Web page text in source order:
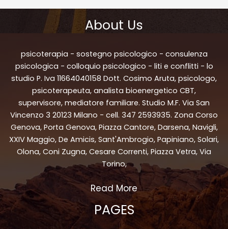
About Us
psicoterapia - sostegno psicologico - consulenza
psicologica - colloquio psicologico - liti e conflitti - lo
studio P. Iva 11664040158 Dott. Cosimo Aruta, psicologo,
psicoterapeuta, analista bioenergetico CBT,
supervisore, mediatore familiare. Studio M.F. Via San
Vincenzo 3 20123 Milano - cell. 347 2593935. Zona Corso
Genova, Porta Genova, Piazza Cantore, Darsena, Navigli,
XXIV Maggio, De Amicis, Sant'Ambrogio, Papiniano, Solari,
Olona, Coni Zugna, Cesare Correnti, Piazza Vetra, Via
Torino,
Read More
PAGES